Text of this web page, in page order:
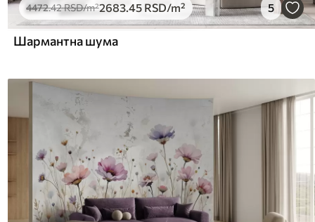
4472.42RSD/m²2683.45 RSD/m² 5
Шармантна шума